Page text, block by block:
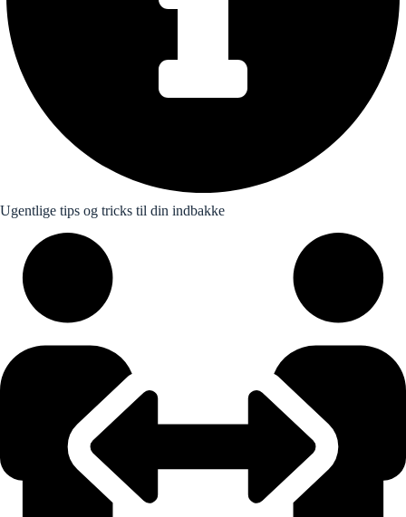
Ugentlige tips og tricks til din indbakke